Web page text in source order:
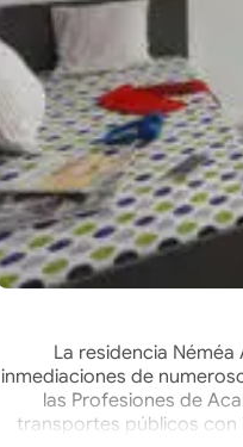
La residencia
inmediaciones de
las Profesiones de
transportes públicos con